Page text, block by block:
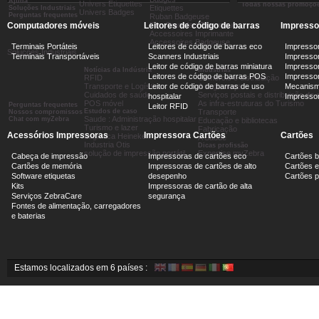
Soluções Industriais
Perguntas frequentes
Univers Etiquettes
Univers Badges
Etiquettes
Ruban Badgeuse
Film Transfert Thermique
Accessoires Imprimante
Accessoires Badgeuse
Todas nossas
Soluções Industriais
Perguntas frequentes
Nossos compromissos
Chat com myZebra
Notícias da Indústria
RFID
Transporte e Logística
Cuidados de saúde
POS móvel
Estudos de caso
Saude : Administração hospitalar
Turismo e lazer
Logística Heineken
Industria Otis
solução de impressão portátil
Indústrias
Comércio e distribuição
A segurança
Serviços postais e distribuição de
As infra-estruturas do Turismo
Transporte
Educação e bibliotecas
Fabricação
A Saúde
Dicas profissão
Expertise myZebra
Computadores móveis
Terminais Portáteis
Terminais Transportáveis
Leitores de código de barras
Leitores de código de barras eco
Scanners Industriais
Leitor de código de barras miniatura
Leitores de código de barras POS
Leitor de código de barras de uso
hospitalar
Leitor RFID
Acessórios Impressoras
Cabeça de impressão
Cartões de memória
Software etiquetas
Kits
Serviços ZebraCare
Fontes de alimentação, carregadores
e baterias
Impressora Cartões
Impressoras de cartões eco
Impressoras de cartões de alto
desepenho
Impressoras de cartão de alta
segurança
Cartões
Cartões
Cartões
Cartões
Estamos localizados em 6 países :